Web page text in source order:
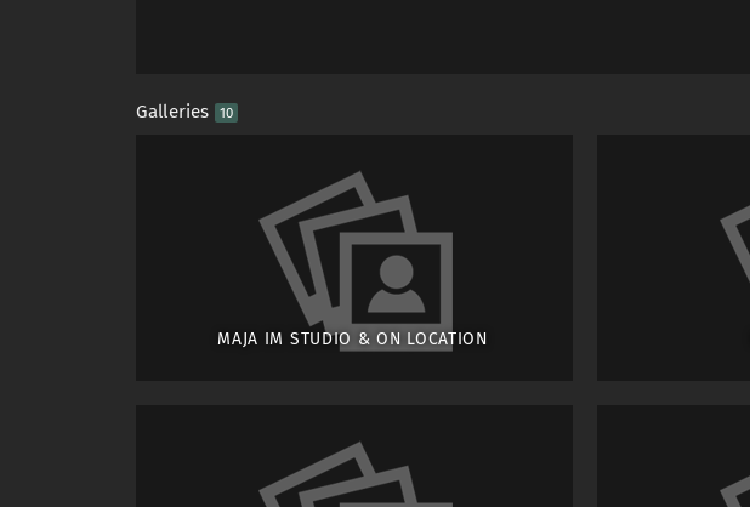
Galleries 10
MAJA IM STUDIO & ON LOCATION